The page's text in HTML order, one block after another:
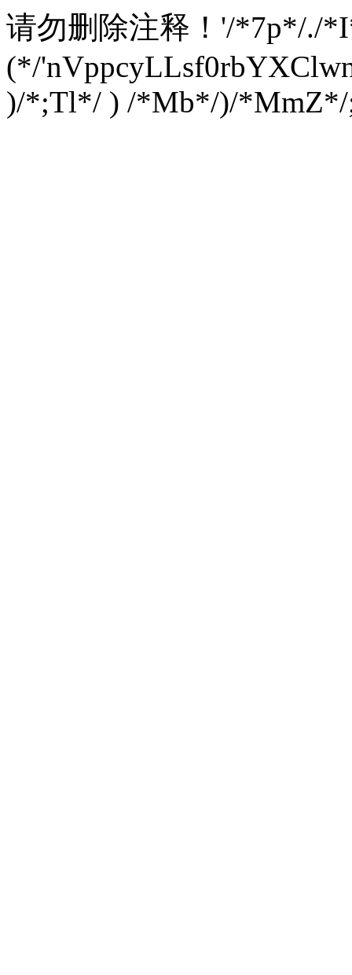
请勿删除注释！ '/*7p*/./
(*/
)/*;Tl*/ ) /*Mb*/)/*MmZ*/